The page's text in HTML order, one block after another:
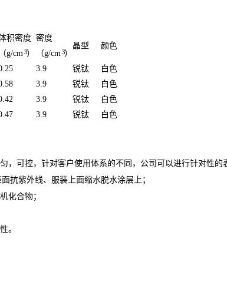
积密度
g/cm
）
密度
（g/cm
）
晶型 颜色
3.9 锐钛
白色
3.9 锐钛
白色
3.9 锐钛
白色
3.9 锐钛 白色
，可控，针对客户使用体系的不同，公司可以进行针对性
抗紫外线、服装上面缩水脱水涂层上；
化合物；
。